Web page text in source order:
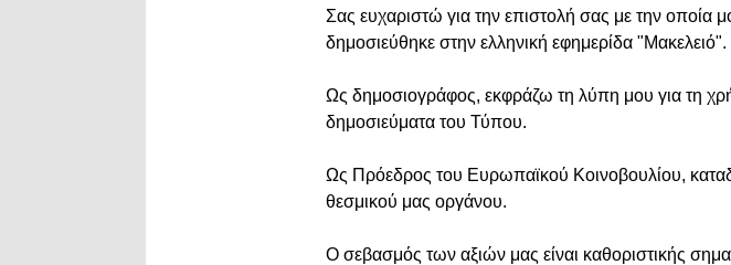
Σας ευχαριστώ για την επιστολή σας με την
δημοσιεύθηκε στην ελληνική εφημερίδα "Mακελειό".
Ως δημοσιογράφος, εκφράζω τη λύπη μου για τη
δημοσιεύματα του Τύπου.
Ως Πρόεδρος του Ευρωπαϊκού Κοινοβουλίου,
θεσμικού μας οργάνου.
Ο σεβασμός των αξιών μας είναι καθοριστικής